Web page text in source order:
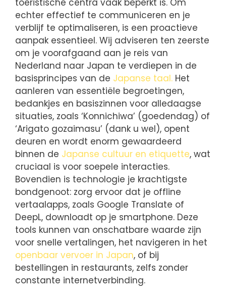
toeristische centra vaak beperkt is. Om
echter effectief te communiceren en je
verblijf te optimaliseren, is een proactieve
aanpak essentieel. Wij adviseren ten zeerste
om je voorafgaand aan je reis van
Nederland naar Japan te verdiepen in de
basisprincipes van de Japanse taal. Het
aanleren van essentiële begroetingen,
bedankjes en basiszinnen voor alledaagse
situaties, zoals ‘Konnichiwa’ (goedendag) of
‘Arigato gozaimasu’ (dank u wel), opent
deuren en wordt enorm gewaardeerd
binnen de Japanse cultuur en etiquette, wat
cruciaal is voor soepele interacties.
Bovendien is technologie je krachtigste
bondgenoot: zorg ervoor dat je offline
vertaalapps, zoals Google Translate of
DeepL, downloadt op je smartphone. Deze
tools kunnen van onschatbare waarde zijn
voor snelle vertalingen, het navigeren in het
openbaar vervoer in Japan, of bij
bestellingen in restaurants, zelfs zonder
constante internetverbinding.